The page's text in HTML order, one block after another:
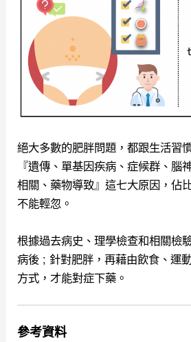
絕大多數的肥胖問題，都跟生活習
『遺傳、單基因疾病、症候群、腦
相關、藥物導致』這七大原因，佔
不能輕忽。
根據過去病史、理學檢查和相關檢
病後 ; 針對肥胖，再藉由飲食、運
方式，才能對症下藥。
參考資料